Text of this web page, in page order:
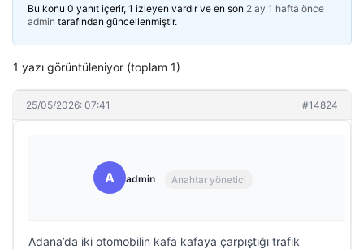
Bu konu 0 yanıt içerir, 1 izleyen vardır ve en son 2 ay 1 hafta önce
admin tarafından güncellenmiştir.
1 yazı görüntüleniyor (toplam 1)
25/05/2026: 07:41 #14824
A admin Anahtar yönetici
Adana’da iki otomobilin kafa kafaya çarpıştığı trafik